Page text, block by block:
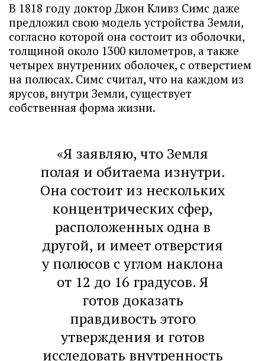
В 1818 году доктор Джон Кливз Симс даже
предложил свою модель устройства Земли,
согласно которой она состоит из оболочки,
толщиной около 1300 километров, а также
четырех внутренних оболочек, с отверстием
на полюсах. Симс считал, что на каждом из
ярусов, внутри Земли, существует
собственная форма жизни.
«Я заявляю, что Земля
полая и обитаема изнутри.
Она состоит из нескольких
концентрических сфер,
расположенных одна в
другой, и имеет отверстия
у полюсов с углом наклона
от 12 до 16 градусов. Я
готов доказать
правдивость этого
утверждения и готов
исследовать внутренность